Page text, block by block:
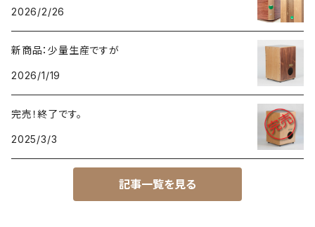
2026/2/26
新商品：少量生産ですが
2026/1/19
完売！終了です。
2025/3/3
記事一覧を見る